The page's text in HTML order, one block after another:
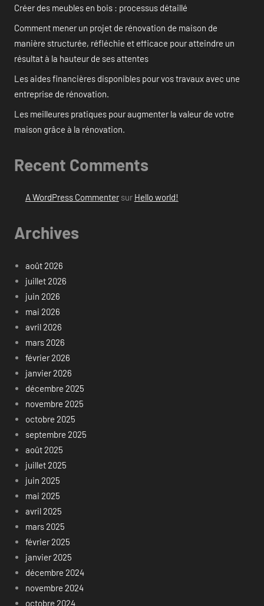
Créer des meubles en bois : processus détaillé
Comment mener un projet de rénovation de maison de
manière structurée, réfléchie et efficace pour atteindre un
résultat à la hauteur de ses attentes
Les aides financières disponibles pour vos travaux avec une
entreprise de rénovation.
Les meilleures pratiques pour augmenter la valeur de votre
maison grâce à la rénovation.
Recent Comments
A WordPress Commentersur Hello world!
Archives
août 2026
juillet 2026
juin 2026
mai 2026
avril 2026
mars 2026
février 2026
janvier 2026
décembre 2025
novembre 2025
octobre 2025
septembre 2025
août 2025
juillet 2025
juin 2025
mai 2025
avril 2025
mars 2025
février 2025
janvier 2025
décembre 2024
novembre 2024
octobre 2024